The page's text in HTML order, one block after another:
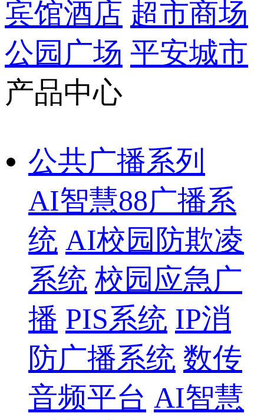
宾馆酒店 超市商场
公园广场 平安城市
产品中心
公共广播系列
AI智慧88广播系
统 AI校园防欺凌
系统 校园应急广
播 PIS系统 IP消
防广播系统 数传
音频平台 AI智慧